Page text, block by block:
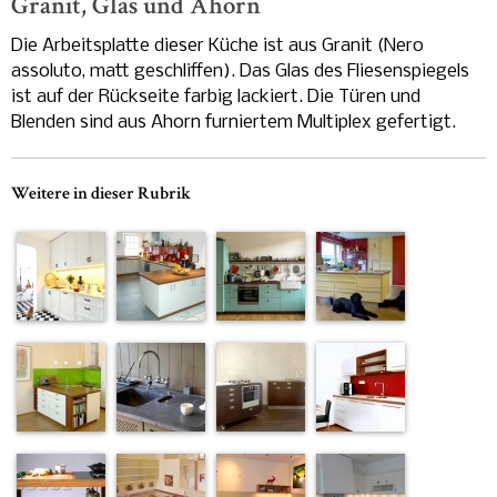
Die Arbeitsplatte dieser Küche ist aus Granit (Nero
assoluto, matt geschliffen). Das Glas des Fliesenspiegels
ist auf der Rückseite farbig lackiert. Die Türen und
Blenden sind aus Ahorn furniertem Multiplex gefertigt.
Weitere in dieser Rubrik